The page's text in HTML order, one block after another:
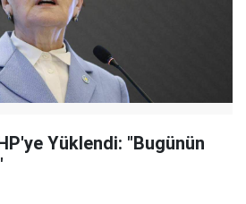
Yüklendi: "Bugünün